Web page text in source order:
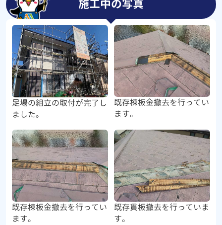
施工中の写真
足場の組立の取付が完了し
ました。
既存棟板金撤去を行ってい
ます。
既存棟板金撤去を行ってい
ます。
既存貫板撤去を行っていま
す。